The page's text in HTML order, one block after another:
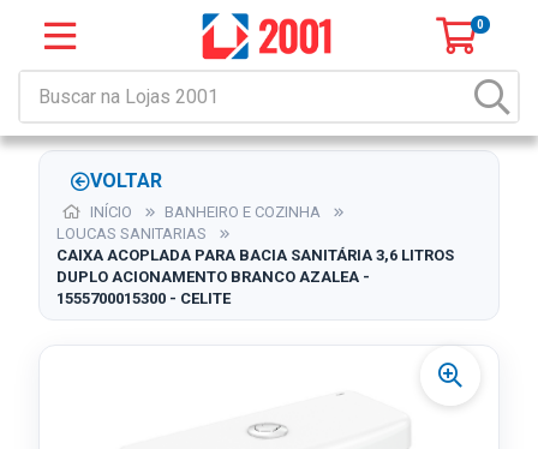
0
VOLTAR
INÍCIO
BANHEIRO E COZINHA
LOUCAS SANITARIAS
CAIXA ACOPLADA PARA BACIA SANITÁRIA 3,6 LITROS
DUPLO ACIONAMENTO BRANCO AZALEA -
1555700015300 - CELITE